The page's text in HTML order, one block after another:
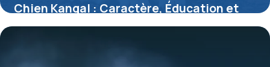
Chien Kangal : Caractère, Éducation et
Santé